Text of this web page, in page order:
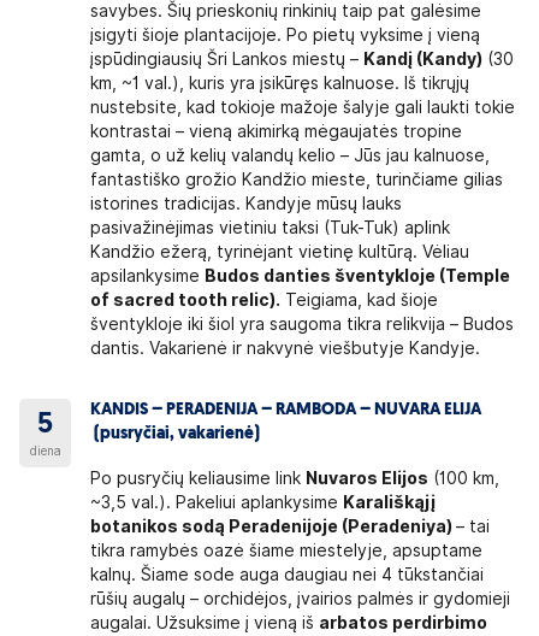
savybes. Šių prieskonių rinkinių taip pat galėsime
įsigyti šioje plantacijoje. Po pietų vyksime į vieną
įspūdingiausių Šri Lankos miestų – Kandį (Kandy) (30
km, ~1 val.), kuris yra įsikūręs kalnuose. Iš tikrųjų
nustebsite, kad tokioje mažoje šalyje gali laukti tokie
kontrastai – vieną akimirką mėgaujatės tropine
gamta, o už kelių valandų kelio – Jūs jau kalnuose,
fantastiško grožio Kandžio mieste, turinčiame gilias
istorines tradicijas. Kandyje mūsų lauks
pasivažinėjimas vietiniu taksi (Tuk-Tuk) aplink
Kandžio ežerą, tyrinėjant vietinę kultūrą. Vėliau
apsilankysime Budos danties šventykloje (Temple
of sacred tooth relic). Teigiama, kad šioje
šventykloje iki šiol yra saugoma tikra relikvija – Budos
dantis. Vakarienė ir nakvynė viešbutyje Kandyje.
5
diena
KANDIS – PERADENIJA – RAMBODA – NUVARA ELIJA
(pusryčiai, vakarienė)
Po pusryčių keliausime link Nuvaros Elijos (100 km,
~3,5 val.). Pakeliui aplankysime Karališkąjį
botanikos sodą Peradenijoje (Peradeniya)– tai
tikra ramybės oazė šiame miestelyje, apsuptame
kalnų. Šiame sode auga daugiau nei 4 tūkstančiai
rūšių augalų – orchidėjos, įvairios palmės ir gydomieji
augalai. Užsuksime į vieną iš arbatos perdirbimo